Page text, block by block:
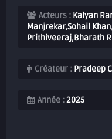
Acteurs : Kalyan
Manjrekar,Sohail
Prithiveeraj,Bharath
Créateur : Pradeep
Année :2025